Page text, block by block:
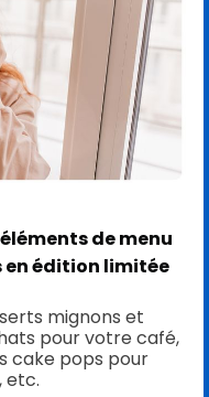
de menu
en édition limitée
mignons et
pour votre café,
cake pops pour
etc.